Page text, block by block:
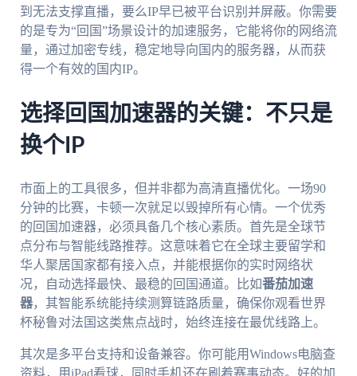
到无法支撑直播，要么IP早已被平台识别并屏蔽。你需要
的是专为“回国”场景设计的加速服务，它能将你的网络流
量，通过加密专线，稳定地导向国内的服务器，从而获
得一个有效的国内IP。
选择回国加速器的关键：不只是
换个IP
市面上的工具很多，但并非都为高清直播优化。一场90
分钟的比赛，卡顿一次就足以毁掉所有心情。一个优秀
的回国加速器，必须具备几个核心素质。首先是全球节
点分布与智能线路推荐。这意味着它在全球主要留学和
华人聚居国家都有接入点，并能根据你的实时网络状
况，自动选择最快、最稳的回国通道。比如番茄加速
器，其智能系统能持续测算链路质量，确保你观看世界
杯秘鲁对法国这类焦点战时，始终连接在最优线路上。
其次是多平台支持和设备兼容。你可能用Windows电脑查
资料，用iPad看球，同时手机还在刷着赛事动态。好的加